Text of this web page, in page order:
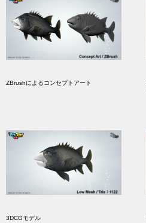
ZBrushによるコンセプトアート
3DCGモデル